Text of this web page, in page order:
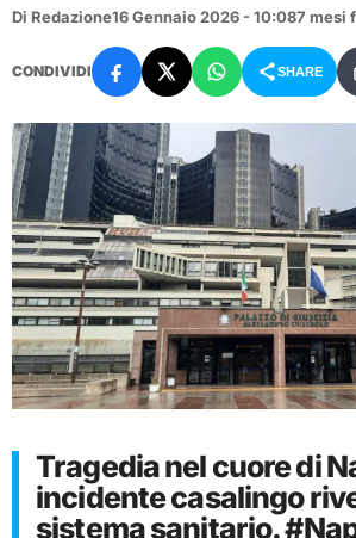
Di Redazione16 Gennaio 2026 - 10:087 mesi
CONDIVIDI SHARE
Tragedia nel cuore di
incidente casalingo
sistema sanitario.